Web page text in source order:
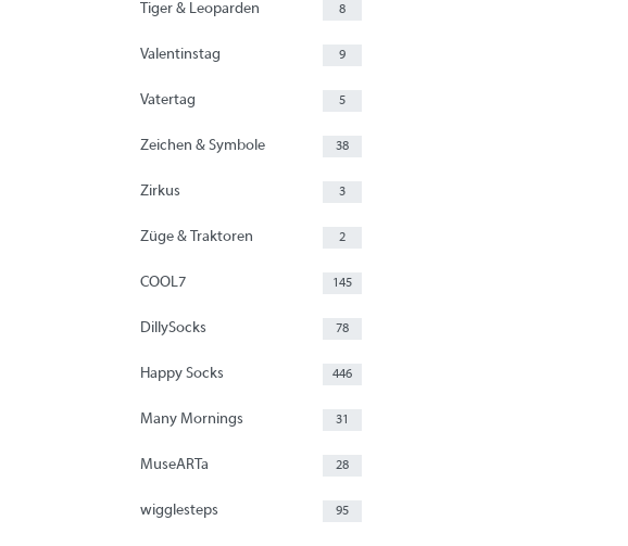
Tiger & Leoparden 8
Valentinstag 9
Vatertag 5
Zeichen & Symbole 38
Zirkus 3
Züge & Traktoren 2
COOL7 145
DillySocks 78
Happy Socks 446
Many Mornings 31
MuseARTa 28
wigglesteps 95